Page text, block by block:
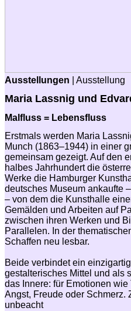
Ausstellungen | Ausstellung
Maria Lassnig und
Malfluss = Lebensfluss
Erstmals werden Maria
Munch (1863–1944) in einer
gemeinsam gezeigt. Auf den
halbes Jahrhundert die
Werke die Hamburger
deutsches Museum ankaufte
– von dem die Kunsthalle
Gemälden und Arbeiten auf
zwischen ihren Werken und
Parallelen. In der
Schaffen neu lesbar.
Beide verbindet ein
gestalterisches Mittel und als
das Innere: für Emotionen
Angst, Freude oder Schmerz.
unbeacht